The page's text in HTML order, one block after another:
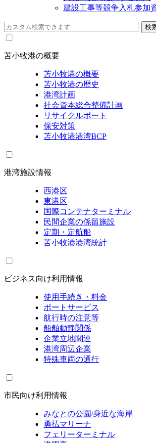
建設工事等競争入札参加
苫小牧港の概要
苫小牧港の概要
苫小牧港の歴史
港湾計画
社会資本総合整備計画
リサイクルポート
保安対策
苫小牧港港湾BCP
港湾施設情報
西港区
東港区
国際コンテナターミナル
民間企業の係留施設
定期・定航船
苫小牧港港湾統計
ビジネス向け利用情報
使用手続き・料金
ポートサービス
航行時の注意等
船舶動静関係
企業立地関連
港湾周辺企業
特殊車両の通行
市民向け利用情報
みなとの公園/身近な海岸
勇払マリーナ
フェリーターミナル